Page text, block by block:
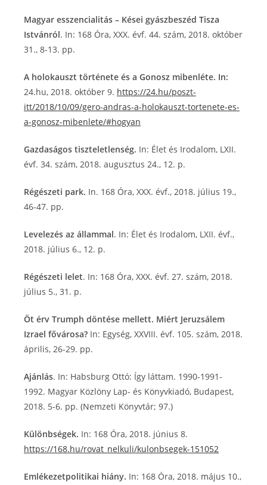
Magyar esszencialitás – Kései gyászbeszéd Tisza
Istvánról. In: 168 Óra, XXX. évf. 44. szám, 2018. október
31., 8-13. pp.
A holokauszt története és a Gonosz mibenléte. In:
24.hu, 2018. október 9. https://24.hu/poszt-
itt/2018/10/09/gero-andras-a-holokauszt-tortenete-es-
a-gonosz-mibenlete/#hogyan
Gazdaságos tiszteletlenség. In: Élet és Irodalom, LXII.
évf. 34. szám, 2018. augusztus 24., 12. p.
Régészeti park. In. 168 Óra, XXX. évf., 2018. július 19.,
46-47. pp.
Levelezés az állammal. In: Élet és Irodalom, LXII. évf.,
2018. július 6., 12. p.
Régészeti lelet. In: 168 Óra, XXX. évf. 27. szám, 2018.
július 5., 31. p.
Öt érv Trumph döntése mellett. Miért Jeruzsálem
Izrael fővárosa? In: Egység, XXVIII. évf. 105. szám, 2018.
április, 26-29. pp.
Ajánlás. In: Habsburg Ottó: Így láttam. 1990-1991-
1992. Magyar Közlöny Lap- és Könyvkiadó, Budapest,
2018. 5-6. pp. (Nemzeti Könyvtár; 97.)
Különbségek. In: 168 Óra, 2018. június 8.
https://168.hu/rovat_nelkuli/kulonbsegek-151052
Emlékezetpolitikai hiány. In: 168 Óra, 2018. május 10.,